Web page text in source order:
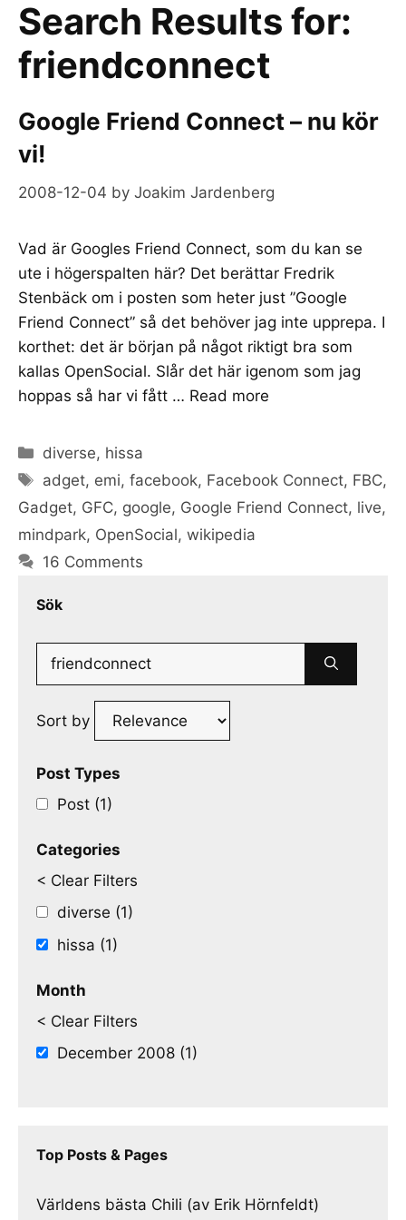
Search Results for:
friendconnect
Google Friend Connect – nu kör
vi!
2008-12-04 by Joakim Jardenberg
Vad är Googles Friend Connect, som du kan se
ute i högerspalten här? Det berättar Fredrik
Stenbäck om i posten som heter just ”Google
Friend Connect” så det behöver jag inte upprepa. I
korthet: det är början på något riktigt bra som
kallas OpenSocial. Slår det här igenom som jag
hoppas så har vi fått … Read more
Categories
diverse, hissa
Tags
adget, emi,facebook, Facebook Connect, FBC,
Gadget, GFC, google, Google Friend Connect, live,
mindpark, OpenSocial, wikipedia
16 Comments
Sök
Search
Sort by
Post Types
Post (1)
Categories
< Clear Filters
diverse (1)
hissa (1)
Month
< Clear Filters
December 2008 (1)
Top Posts & Pages
Världens bästa Chili (av Erik Hörnfeldt)